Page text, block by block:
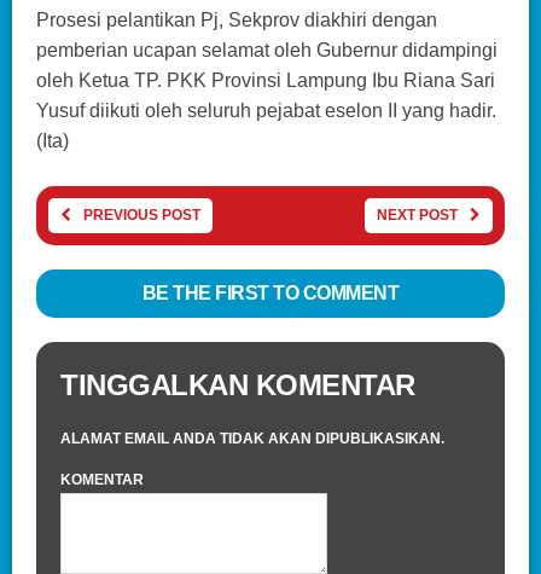
Prosesi pelantikan Pj, Sekprov diakhiri dengan
pemberian ucapan selamat oleh Gubernur didampingi
oleh Ketua TP. PKK Provinsi Lampung Ibu Riana Sari
Yusuf diikuti oleh seluruh pejabat eselon II yang hadir.
(Ita)
PREVIOUS POST NEXT POST
BE THE FIRST TO COMMENT
TINGGALKAN KOMENTAR
ALAMAT EMAIL ANDA TIDAK AKAN DIPUBLIKASIKAN.
KOMENTAR